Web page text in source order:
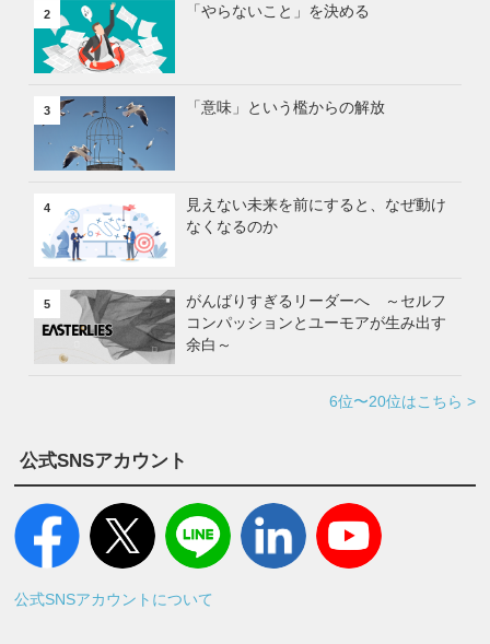
2 「やらないこと」を決める
3 「意味」という檻からの解放
4
見えない未来を前にすると、なぜ動け
なくなるのか
5
がんばりすぎるリーダーへ ～セルフ
コンパッションとユーモアが生み出す
余白～
6位〜20位はこちら >
公式SNSアカウント
公式SNSアカウントについて